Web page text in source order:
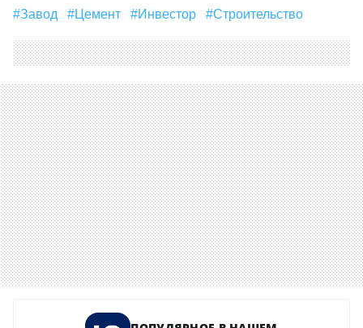
#завод #цемент #инвестор #строительство